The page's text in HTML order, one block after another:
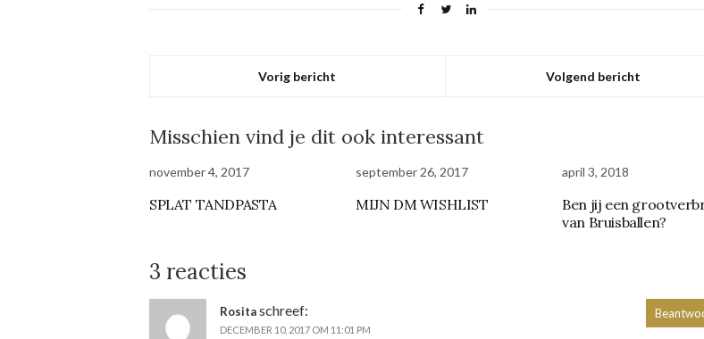
Vorig bericht Volgend bericht
Misschien vind je dit ook interessant
november 4, 2017
SPLAT TANDPASTA
september 26, 2017
MIJN DM WISHLIST
april 3, 2018
Ben jij een
van Bruisballen?
3 reacties
Rositaschreef:
DECEMBER 10, 2017 OM 11:01 PM